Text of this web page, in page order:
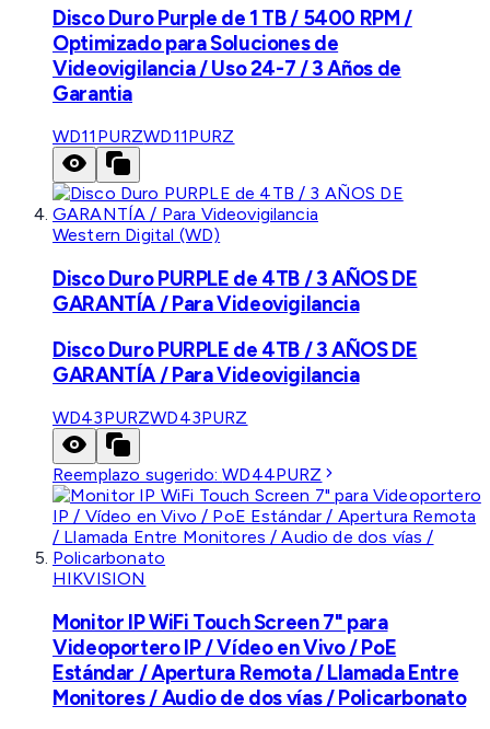
Disco Duro Purple de 1 TB / 5400 RPM /
Optimizado para Soluciones de
Videovigilancia / Uso 24-7 / 3 Años de
Garantia
WD11PURZWD11PURZ
Western Digital (WD)
Disco Duro PURPLE de 4TB / 3 AÑOS DE
GARANTÍA / Para Videovigilancia
Disco Duro PURPLE de 4TB / 3 AÑOS DE
GARANTÍA / Para Videovigilancia
WD43PURZWD43PURZ
Reemplazo sugerido:WD44PURZ
HIKVISION
Monitor IP WiFi Touch Screen 7" para
Videoportero IP / Vídeo en Vivo / PoE
Estándar / Apertura Remota / Llamada Entre
Monitores / Audio de dos vías / Policarbonato